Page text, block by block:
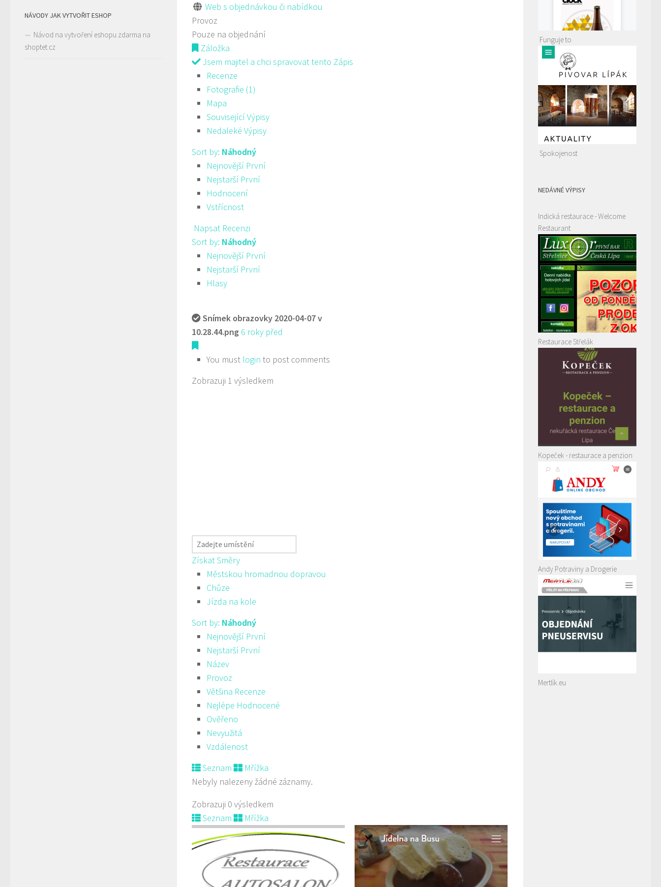
Web s objednávkou či nabídkou
Provoz
Pouze na objednání
Záložka
Jsem majitel a chci spravovat tento Zápis
Recenze
Fotografie (1)
Mapa
Související Výpisy
Nedaleké Výpisy
Sort by: Náhodný
Nejnovější První
Nejstarší První
Hodnocení
Vstřícnost
Napsat Recenzi
Sort by: Náhodný
Nejnovější První
Nejstarší První
Hlasy
Snímek obrazovky 2020-04-07 v
10.28.44.png 6 roky před
You must login to post comments
Zobrazuji 1 výsledkem
Získat Směry
Městskou hromadnou dopravou
Chůze
Jízda na kole
Sort by: Náhodný
Nejnovější První
Nejstarší První
Název
Provoz
Většina Recenze
Nejlépe Hodnocené
Ověřeno
Nevyužitá
Vzdálenost
Seznam
Mřížka
Nebyly nalezeny žádné záznamy.
Zobrazuji 0 výsledkem
Seznam
Mřížka
NÁVODY JAK VYTVOŘIT ESHOP
Návod na vytvoření eshopu zdarma na
shoptet.cz
Funguje to
Spokojenost
NEDÁVNÉ VÝPISY
Indická restaurace - Welcome
Restaurant
Restaurace Střelák
Kopeček - restaurace a penzion
Andy Potraviny a Drogerie
Mertlík.eu